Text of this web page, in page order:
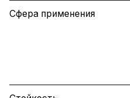
Сфера применения